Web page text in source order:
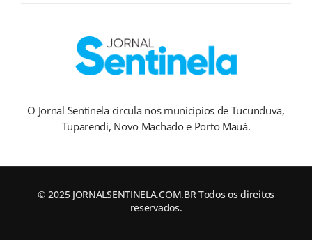
O Jornal Sentinela circula nos municípios de Tucunduva,
Tuparendi, Novo Machado e Porto Mauá.
© 2025 JORNALSENTINELA.COM.BR Todos os direitos
reservados.